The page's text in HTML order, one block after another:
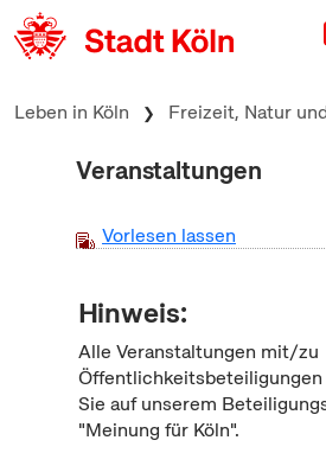
zum Inhalt springen
Leben in Köln Freizeit, Natur
Veranstaltungen
Vorlesen lassen
Hinweis:
Alle Veranstaltungen mit/zu
Öffentlichkeitsbeteiligungen
Sie auf unserem
"Meinung für Köln".